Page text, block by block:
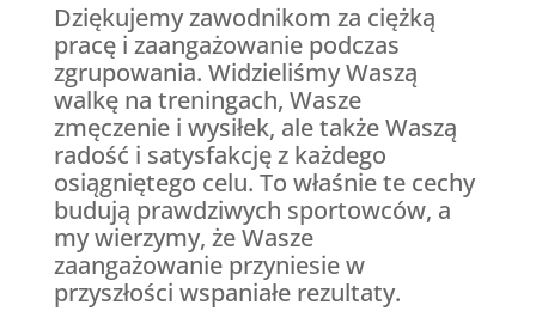
Dziękujemy zawodnikom za ciężką
pracę i zaangażowanie podczas
zgrupowania. Widzieliśmy Waszą
walkę na treningach, Wasze
zmęczenie i wysiłek, ale także Waszą
radość i satysfakcję z każdego
osiągniętego celu. To właśnie te cechy
budują prawdziwych sportowców, a
my wierzymy, że Wasze
zaangażowanie przyniesie w
przyszłości wspaniałe rezultaty.